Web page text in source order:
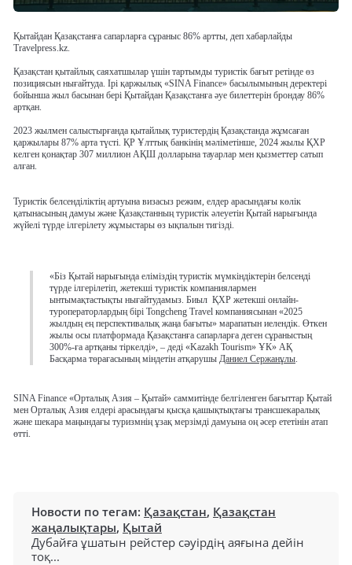
Қытайдан Қазақстанға сапарларға сұраныс 86% артты, деп хабарлайды
Travelpress.kz.
Қазақстан қытайлық саяхатшылар үшін тартымды туристік бағыт ретінде өз
позициясын нығайтуда. Ірі қаржылық «SINA Finance» басылымының деректері
бойынша жыл басынан бері Қытайдан Қазақстанға әуе билеттерін брондау 86%
артқан.
2023 жылмен салыстырғанда қытайлық туристердің Қазақстанда жұмсаған
қаржылары 87% арта түсті. ҚР Ұлттық банкінің мәліметінше, 2024 жылы ҚХР
келген қонақтар 307 миллион АҚШ долларына тауарлар мен қызметтер сатып
алған.
Туристік белсенділіктің артуына визасыз режим, елдер арасындағы көлік
қатынасының дамуы және Қазақстанның туристік әлеуетін Қытай нарығында
жүйелі түрде ілгерілету жұмыстары өз ықпалын тигізді.
«Біз Қытай нарығында еліміздің туристік мүмкіндіктерін белсенді
түрде ілгерілетіп, жетекші туристік компаниялармен
ынтымақтастықты нығайтудамыз. Биыл ҚХР жетекші онлайн-
туроператорлардың бірі Tongcheng Travel компаниясынан «2025
жылдың ең перспективалық жаңа бағыты» марапатын иелендік. Өткен
жылы осы платформада Қазақстанға сапарларға деген сұраныстың
300%-ға артқаны тіркелді», – деді «Kazakh Tourism» ҰК» АҚ
Басқарма төрағасының міндетін атқарушы Даниел Сержанұлы
SINA Finance «Орталық Азия – Қытай» саммитінде белгіленген бағыттар Қытай
мен Орталық Азия елдері арасындағы қысқа қашықтықтағы трансшекаралық
және шекара маңындағы туризмнің ұзақ мерзімді дамуына оң әсер ететінін атап
өтті.
Новости по тегам: Қазақстан, Қазақстан
жаңалықтары, Қытай
Дубайға ұшатын рейстер сәуірдің аяғына дейін
тоқ...